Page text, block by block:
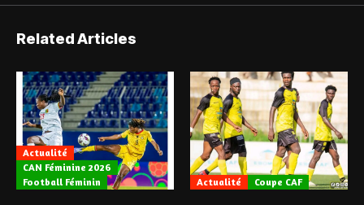
Related Articles
Actualité
CAN Féminine 2026
Football Féminin
Actualité Coupe CAF